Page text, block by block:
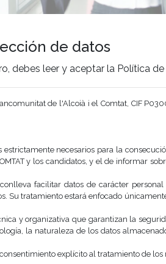
de datos
debes leer y aceptar la Política
de l'Alcoià i el Comtat, CIF
necesarios para la
y los candidatos, y el de informar
facilitar datos de carácter
Su tratamiento estará enfocado
y organizativa que garantizan la
la naturaleza de los datos
explí­cito al tratamiento de los